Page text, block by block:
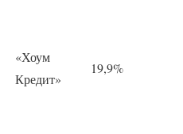
«Хоум
Кредит»
19,9%